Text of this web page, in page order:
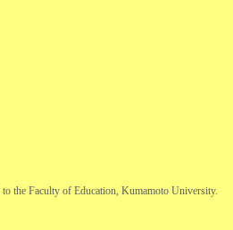
the Faculty of Education, Kumamoto University.